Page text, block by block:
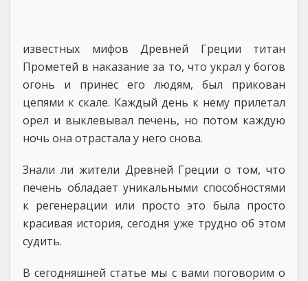
известных мифов Древней Греции титан
Прометей в наказание за то, что украл у богов
огонь и принес его людям, был прикован
цепями к скале. Каждый день к нему прилетал
орел и выклевывал печень, но потом каждую
ночь она отрастала у него снова.
Знали ли жители Древней Греции о том, что
печень обладает уникальными способностями
к регенерации или просто это была просто
красивая история, сегодня уже трудно об этом
судить.
В сегодняшней статье мы с вами поговорим о